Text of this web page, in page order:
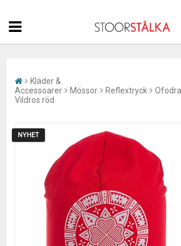
Kläder &
Accessoarer
Mössor Reflextryck
Vildros röd
NYHET